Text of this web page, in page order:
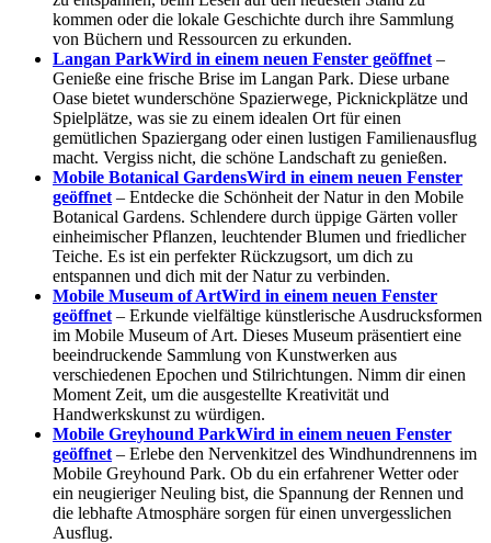
kommen oder die lokale Geschichte durch ihre Sammlung
von Büchern und Ressourcen zu erkunden.
Langan ParkWird in einem neuen Fenster geöffnet –
Genieße eine frische Brise im Langan Park. Diese urbane
Oase bietet wunderschöne Spazierwege, Picknickplätze und
Spielplätze, was sie zu einem idealen Ort für einen
gemütlichen Spaziergang oder einen lustigen Familienausflug
macht. Vergiss nicht, die schöne Landschaft zu genießen.
Mobile Botanical GardensWird in einem neuen Fenster
geöffnet – Entdecke die Schönheit der Natur in den Mobile
Botanical Gardens. Schlendere durch üppige Gärten voller
einheimischer Pflanzen, leuchtender Blumen und friedlicher
Teiche. Es ist ein perfekter Rückzugsort, um dich zu
entspannen und dich mit der Natur zu verbinden.
Mobile Museum of ArtWird in einem neuen Fenster
geöffnet – Erkunde vielfältige künstlerische Ausdrucksformen
im Mobile Museum of Art. Dieses Museum präsentiert eine
beeindruckende Sammlung von Kunstwerken aus
verschiedenen Epochen und Stilrichtungen. Nimm dir einen
Moment Zeit, um die ausgestellte Kreativität und
Handwerkskunst zu würdigen.
Mobile Greyhound ParkWird in einem neuen Fenster
geöffnet – Erlebe den Nervenkitzel des Windhundrennens im
Mobile Greyhound Park. Ob du ein erfahrener Wetter oder
ein neugieriger Neuling bist, die Spannung der Rennen und
die lebhafte Atmosphäre sorgen für einen unvergesslichen
Ausflug.